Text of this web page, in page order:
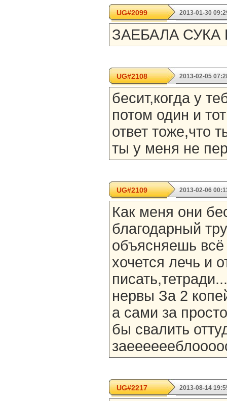
UG#2099 2013-01-30
ЗАЕБАЛА
UG#2108 2013-02-05
бесит,когда у
потом один и
ответ тоже,что
ты у меня не
UG#2109 2013-02-06
Как меня они
благодарный
объясняешь
хочется лечь и
нервы За 2
а сами за
бы свалить
UG#2217 2013-08-14